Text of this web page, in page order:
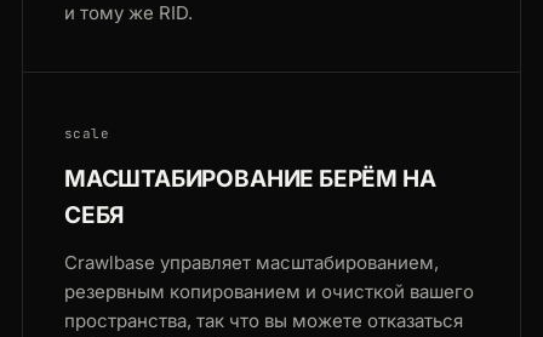
и тому же RID.
scale
МАСШТАБИРОВАНИЕ БЕРЁМ НА
СЕБЯ
Crawlbase управляет масштабированием,
резервным копированием и очисткой вашего
пространства, так что вы можете отказаться